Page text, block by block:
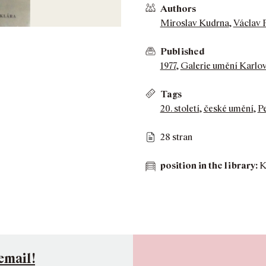
Authors
Miroslav Kudrna,Václav
Published
1977, Galerie umění
Tags
20. století, české umění,
28 stran
position in the library: